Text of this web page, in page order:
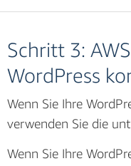
e. Im letzten Schritt
Sie können eine
Schritt 3:
WordPress
Wenn Sie Ihre
verwenden Sie die
Wenn Sie Ihre